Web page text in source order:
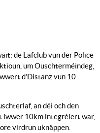
de Lafclub vun der Police
um Ouschterméindeg,
d’Distanz vun 10
an déi och den
iwwer 10km integréiert war,
virdrun uknäppen.